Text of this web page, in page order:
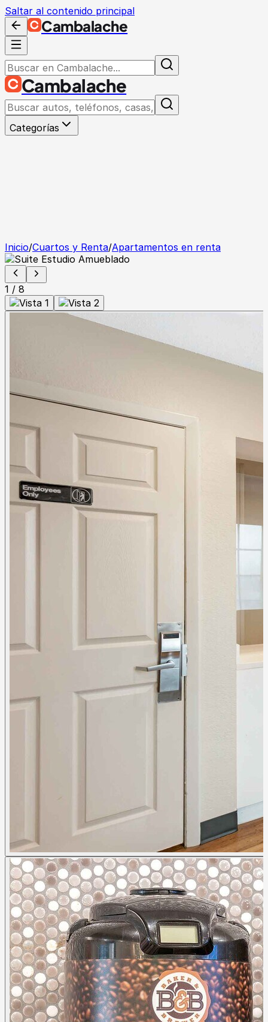
Saltar al contenido principal
Cambalache
Cambalache
Categorías
Inicio/Cuartos y Renta/Apartamentos en renta
1 / 8